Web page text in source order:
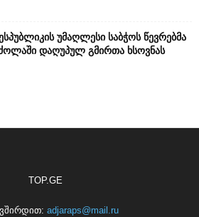
უმაღლესი საბჭოს წევრებმა
დაღუპულ გმირთა ხსოვნას
adjaraps@mail.ru